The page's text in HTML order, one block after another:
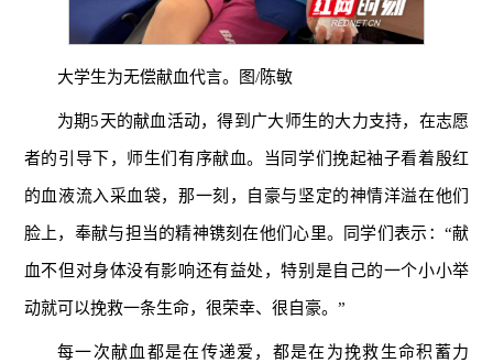
大学生为无偿献血代言。图/陈敏
为期5天的献血活动，得到广大师生的大力支持，在志愿
者的引导下，师生们有序献血。当同学们挽起袖子看着殷红
的血液流入采血袋，那一刻，自豪与坚定的神情洋溢在他们
脸上，奉献与担当的精神镌刻在他们心里。同学们表示：“献
血不但对身体没有影响还有益处，特别是自己的一个小小举
动就可以挽救一条生命，很荣幸、很自豪。”
每一次献血都是在传递爱，都是在为挽救生命积蓄力